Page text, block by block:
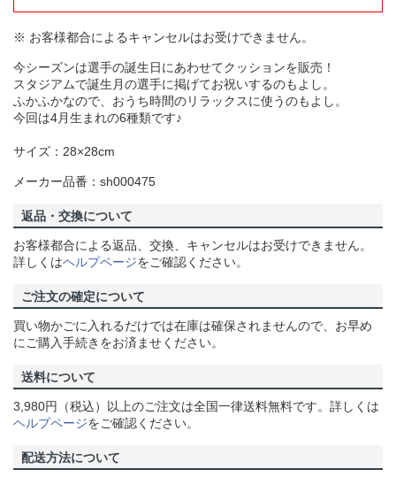
※ お客様都合によるキャンセルはお受けできません。
今シーズンは選手の誕生日にあわせてクッションを販売！
スタジアムで誕生月の選手に掲げてお祝いするのもよし。
ふかふかなので、おうち時間のリラックスに使うのもよし。
今回は4月生まれの6種類です♪
サイズ：28×28cm
メーカー品番：sh000475
返品・交換について
お客様都合による返品、交換、キャンセルはお受けできません。
詳しくはヘルプページをご確認ください。
ご注文の確定について
買い物かごに入れるだけでは在庫は確保されませんので、お早め
にご購入手続きをお済ませください。
送料について
3,980円（税込）以上のご注文は全国一律送料無料です。詳しくは
ヘルプページをご確認ください。
配送方法について